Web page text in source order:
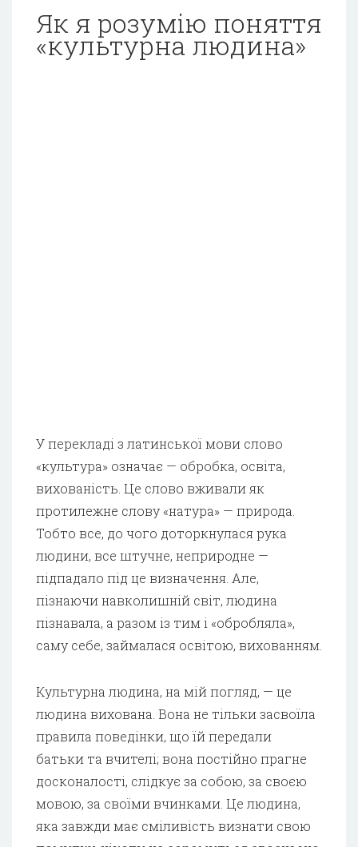
Як я розумію поняття
«культурна людина»
У перекладі з латинської мови слово
«культура» означає — обробка, освіта,
вихованість. Це слово вживали як
протилежне слову «натура» — природа.
Тобто все, до чого доторкнулася рука
людини, все штучне, неприродне —
підпадало під це визначення. Але,
пізнаючи навколишній світ, людина
пізнавала, а разом із тим і «обробляла»,
саму себе, займалася освітою, вихованням.
Культурна людина, на мій погляд, — це
людина вихована. Вона не тільки засвоїла
правила поведінки, що їй передали
батьки та вчителі; вона постійно прагне
досконалості, слідкує за собою, за своєю
мовою, за своїми вчинками. Це людина,
яка завжди має сміливість визнати свою